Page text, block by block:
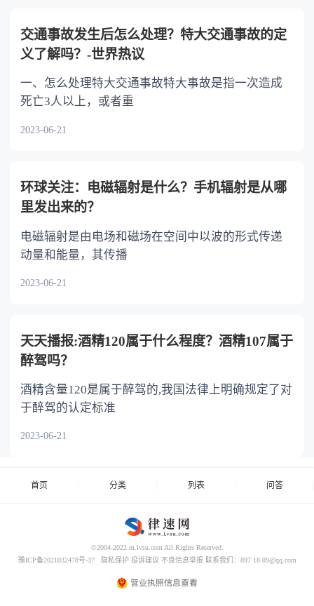
交通事故发生后怎么处理？特大交通事故的定
义了解吗？-世界热议
一、怎么处理特大交通事故特大事故是指一次造成
死亡3人以上，或者重
2023-06-21
环球关注：电磁辐射是什么？手机辐射是从哪
里发出来的？
电磁辐射是由电场和磁场在空间中以波的形式传递
动量和能量，其传播
2023-06-21
天天播报:酒精120属于什么程度？酒精107属于
醉驾吗？
酒精含量120是属于醉驾的,我国法律上明确规定了对
于醉驾的认定标准
2023-06-21
首页 分类 列表 问答
©2004-2022 m.lvsu.com All Rights Reserved.
豫ICP备2021032478号-37
隐私保护 投诉建议 不良信息举报 联系我们：897 18 09@qq.com